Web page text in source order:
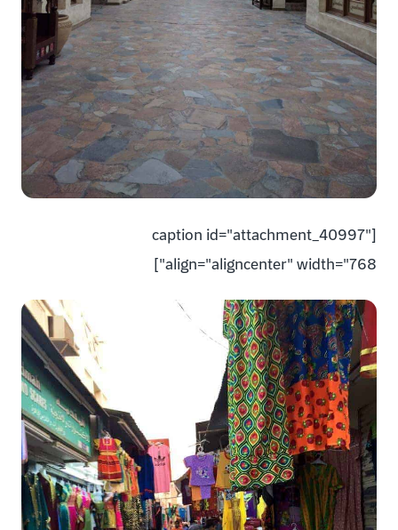
[caption id="attachment_40997"
align="aligncenter" width="768"]